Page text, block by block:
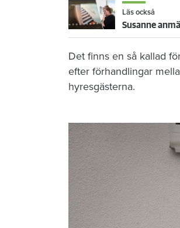
Läs också
Susanne
Det finns en så kallad
efter förhandlingar
hyresgästerna.